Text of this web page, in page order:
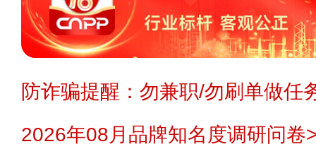
防诈骗提醒：勿兼职/勿刷单做任
2026年08月品牌知名度调研问卷